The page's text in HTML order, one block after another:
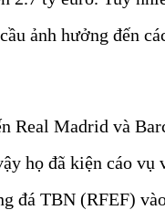
ảnh hưởng đến
Real Madrid và
họ đã kiện cáo vụ
đá TBN (RFEF)